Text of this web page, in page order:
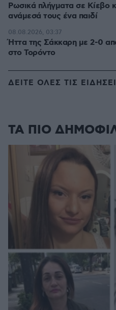
Ρωσικά πλήγματα σε Κίεβο
ανάμεσά τους ένα παιδί
Ήττα της Σάκκαρη με 2-0
στο Τορόντο
08.08.2026, 03:37
ΔΕΙΤΕ ΟΛΕΣ ΤΙΣ
ΤΑ ΠΙΟ